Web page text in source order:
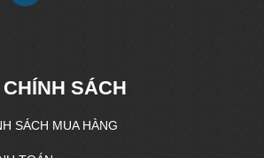
SÁCH
SÁCH MUA HÀNG